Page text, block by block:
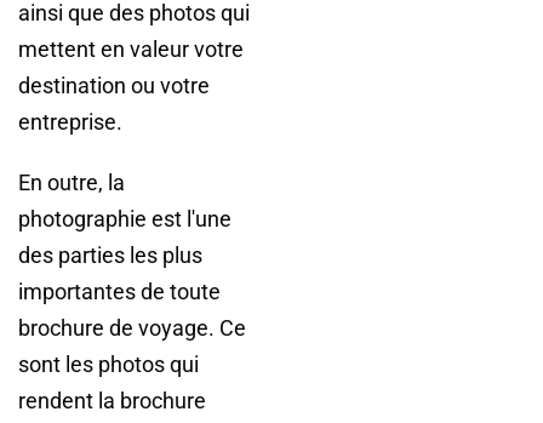
ainsi que des photos qui
mettent en valeur votre
destination ou votre
entreprise.
En outre, la
photographie est l'une
des parties les plus
importantes de toute
brochure de voyage. Ce
sont les photos qui
rendent la brochure